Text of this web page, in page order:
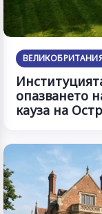
опазването
кауза на